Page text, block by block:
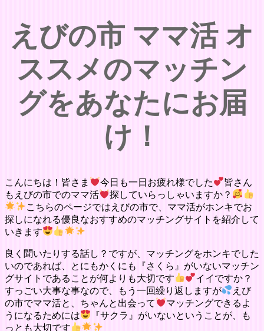
えびの市 ママ活 オ
ススメのマッチン
グをあなたにお届
け！
こんにちは！皆さま 今日も一日お疲れ様でした
皆さん
もえびの市でのママ活
探していらっしゃいますか？
こちらのページではえびの市で、ママ活がホンキでお
探しになれる優良なおすすめのマッチングサイトを紹介して
いきます
良く聞いたりする話し？ですが、マッチングをホンキでした
いのであれば、とにもかくにも『さくら』がいないマッチン
グサイトであることが何よりも大切です
イイですか？
すっごい大事な事なので、もう一回繰り返しますが
えび
の市でママ活と、ちゃんと出会って
マッチングできるよ
うになるためには
『サクラ』がいないということが、も
っとも大切です